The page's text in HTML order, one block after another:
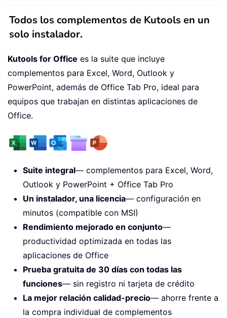
Todos los complementos de Kutools en un
solo instalador.
Kutools for Office es la suite que incluye
complementos para Excel, Word, Outlook y
PowerPoint, además de Office Tab Pro, ideal para
equipos que trabajan en distintas aplicaciones de
Office.
Suite integral— complementos para Excel, Word,
Outlook y PowerPoint + Office Tab Pro
Un instalador, una licencia— configuración en
minutos (compatible con MSI)
Rendimiento mejorado en conjunto—
productividad optimizada en todas las
aplicaciones de Office
Prueba gratuita de 30 días con todas las
funciones— sin registro ni tarjeta de crédito
La mejor relación calidad-precio— ahorre frente a
la compra individual de complementos